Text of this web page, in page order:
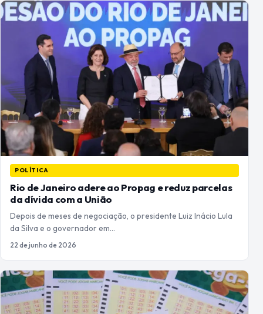
POLÍTICA
Rio de Janeiro adere ao Propag e reduz parcelas
da dívida com a União
Depois de meses de negociação, o presidente Luiz Inácio Lula
da Silva e o governador em…
22 de junho de 2026